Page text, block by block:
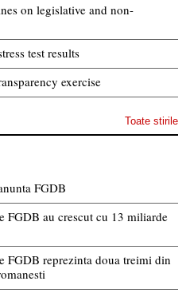
on legislative and non-
test results
exercise
Toate stirile
FGDB
FGDB au crescut cu 13 miliarde
FGDB reprezinta doua treimi din